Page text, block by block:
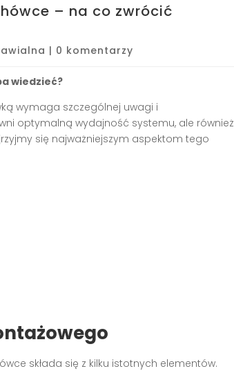
– na co zwrócić
| 0 komentarzy
wiedzieć?
wymaga szczególnej uwagi i
optymalną wydajność systemu, ale również
się najważniejszym aspektom tego
składa się z kilku istotnych elementów.